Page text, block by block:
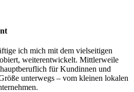
ich mich mit dem vielseitigen
weiterentwickelt. Mittlerweile
für Kundinnen und
unterwegs – vom kleinen lokalen